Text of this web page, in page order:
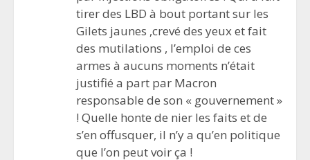
tirer des LBD à bout portant sur les
Gilets jaunes ,crevé des yeux et fait
des mutilations , l’emploi de ces
armes à aucuns moments n’était
justifié a part par Macron
responsable de son « gouvernement »
! Quelle honte de nier les faits et de
s’en offusquer, il n’y a qu’en politique
que l’on peut voir ça !